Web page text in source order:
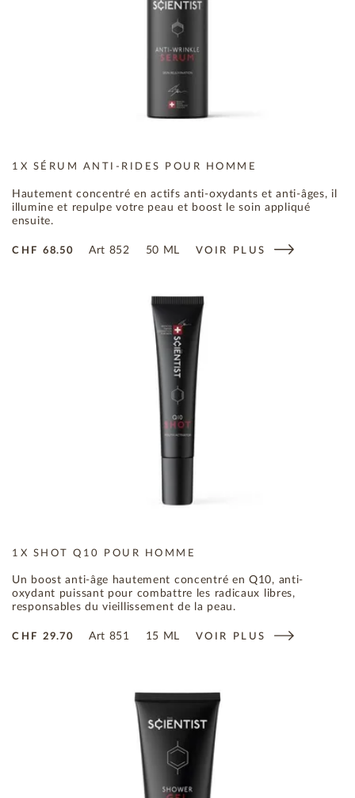
1X SÉRUM ANTI-RIDES POUR HOMME
Hautement concentré en actifs anti-oxydants et anti-âges, il
illumine et repulpe votre peau et boost le soin appliqué
ensuite.
CHF68.50 Art 852 50 ML VOIR PLUS
1X SHOT Q10 POUR HOMME
Un boost anti-âge hautement concentré en Q10, anti-
oxydant puissant pour combattre les radicaux libres,
responsables du vieillissement de la peau.
CHF29.70 Art 851 15 ML VOIR PLUS